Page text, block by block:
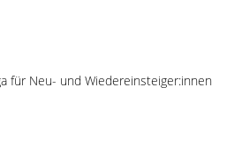
für Neu- und Wiedereinsteiger:innen